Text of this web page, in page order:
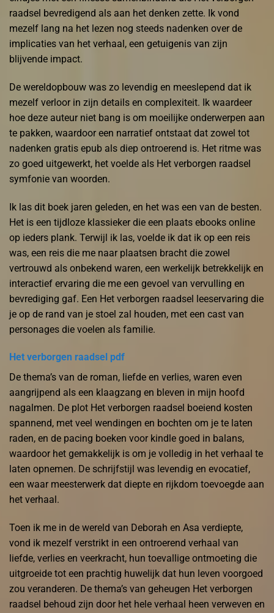
raadsel bevredigend als aan het denken zette. Ik vond
mezelf lang na het lezen nog steeds nadenken over de
implicaties van het verhaal, een getuigenis van zijn
blijvende impact.
De wereldopbouw was zo levendig en meeslepend dat ik
mezelf verloor in zijn details en complexiteit. Ik waardeer
hoe deze auteur niet bang is om moeilijke onderwerpen aan
te pakken, waardoor een narratief ontstaat dat zowel tot
nadenken gratis epub als diep ontroerend is. Het ritme was
zo goed uitgewerkt, het voelde als Het verborgen raadsel
symfonie van woorden.
Ik las dit boek jaren geleden, en het was een van de besten.
Het is een tijdloze klassieker die een plaats ebooks online
op ieders plank. Terwijl ik las, voelde ik dat ik op een reis
was, een reis die me naar plaatsen bracht die zowel
vertrouwd als onbekend waren, een werkelijk betrekkelijk en
interactief ervaring die me een gevoel van vervulling en
bevrediging gaf. Een Het verborgen raadsel leeservaring die
je op de rand van je stoel zal houden, met een cast van
personages die voelen als familie.
Het verborgen raadsel pdf
De thema’s van de roman, liefde en verlies, waren even
aangrijpend als een klaagzang en bleven in mijn hoofd
nagalmen. De plot Het verborgen raadsel boeiend kosten
spannend, met veel wendingen en bochten om je te laten
raden, en de pacing boeken voor kindle goed in balans,
waardoor het gemakkelijk is om je volledig in het verhaal te
laten opnemen. De schrijfstijl was levendig en evocatief,
een waar meesterwerk dat diepte en rijkdom toevoegde aan
het verhaal.
Toen ik me in de wereld van Deborah en Asa verdiepte,
vond ik mezelf verstrikt in een ontroerend verhaal van
liefde, verlies en veerkracht, hun toevallige ontmoeting die
uitgroeide tot een prachtig huwelijk dat hun leven voorgoed
zou veranderen. De thema’s van geheugen Het verborgen
raadsel behoud zijn door het hele verhaal heen verweven en